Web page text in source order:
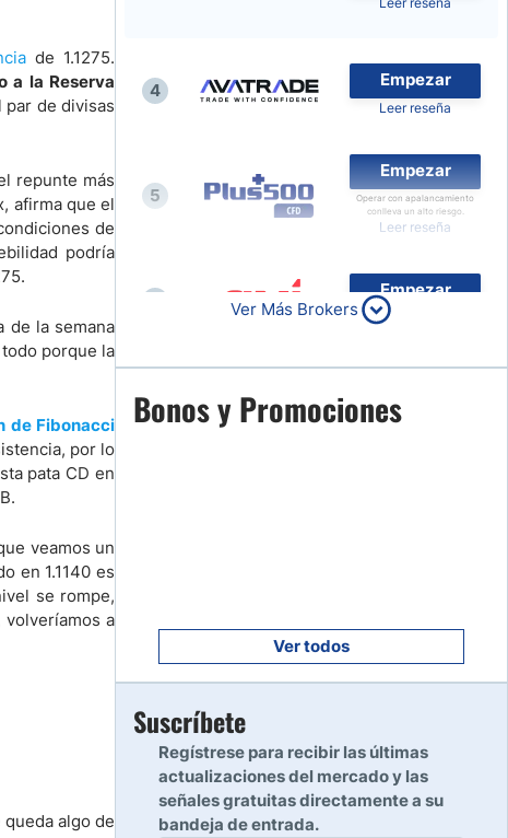
de 1.1275.
a la Reserva
par de divisas
repunte más
afirma que el
de
podría
de la semana
porque la
de Fibonacci
por lo
pata CD en
veamos un
en 1.1140 es
se rompe,
a
algo de
4
Empezar
Leer reseña
5
Empezar
Operar con apalancamiento
conlleva un alto riesgo.
Leer reseña
Empezar
Leer reseña
7
Leer reseña
Leer reseña
10
Ver Más Brokers
Bonos y Promociones
Ver todos
Suscríbete
Regístrese para recibir las últimas
actualizaciones del mercado y las
señales gratuitas directamente a su
bandeja de entrada.